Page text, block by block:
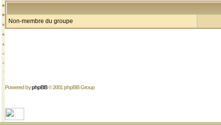
Non-membre du groupe
Powered byphpBB© 2001 phpBB Group